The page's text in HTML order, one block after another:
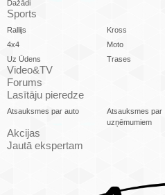
Dažādi
Sports
Rallijs Kross
4x4
Moto
Uz Ūdens
Trases
Video&TV
Forums
Lasītāju pieredze
Atsauksmes par auto
Atsauksmes par
uzņēmumiem
Akcijas
Jautā ekspertam